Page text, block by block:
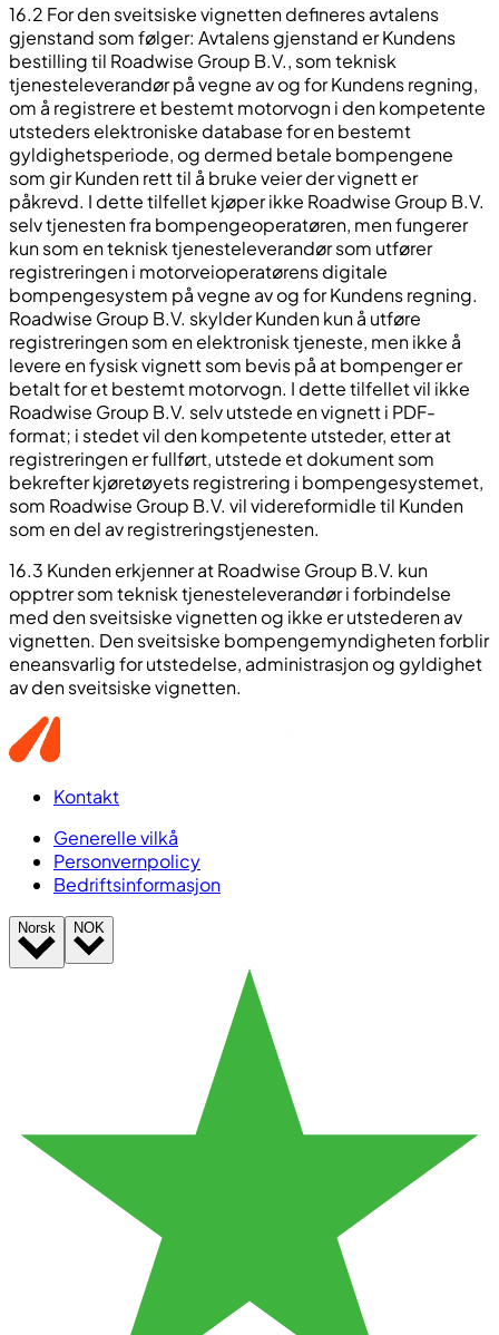
16.2 For den sveitsiske vignetten defineres avtalens
gjenstand som følger: Avtalens gjenstand er Kundens
bestilling til Roadwise Group B.V., som teknisk
tjenesteleverandør på vegne av og for Kundens regning,
om å registrere et bestemt motorvogn i den kompetente
utsteders elektroniske database for en bestemt
gyldighetsperiode, og dermed betale bompengene
som gir Kunden rett til å bruke veier der vignett er
påkrevd. I dette tilfellet kjøper ikke Roadwise Group B.V.
selv tjenesten fra bompengeoperatøren, men fungerer
kun som en teknisk tjenesteleverandør som utfører
registreringen i motorveioperatørens digitale
bompengesystem på vegne av og for Kundens regning.
Roadwise Group B.V. skylder Kunden kun å utføre
registreringen som en elektronisk tjeneste, men ikke å
levere en fysisk vignett som bevis på at bompenger er
betalt for et bestemt motorvogn. I dette tilfellet vil ikke
Roadwise Group B.V. selv utstede en vignett i PDF-
format; i stedet vil den kompetente utsteder, etter at
registreringen er fullført, utstede et dokument som
bekrefter kjøretøyets registrering i bompengesystemet,
som Roadwise Group B.V. vil videreformidle til Kunden
som en del av registreringstjenesten.
16.3 Kunden erkjenner at Roadwise Group B.V. kun
opptrer som teknisk tjenesteleverandør i forbindelse
med den sveitsiske vignetten og ikke er utstederen av
vignetten. Den sveitsiske bompengemyndigheten forblir
eneansvarlig for utstedelse, administrasjon og gyldighet
av den sveitsiske vignetten.
Kontakt
Generelle vilkå
Personvernpolicy
Bedriftsinformasjon
Norsk NOK